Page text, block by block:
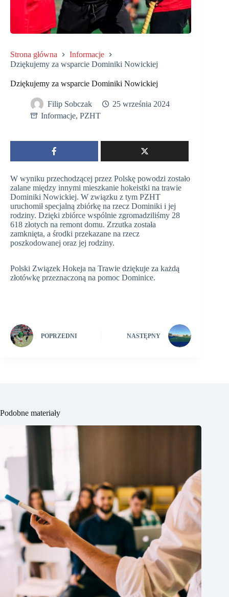
Strona główna
Informacje
Dziękujemy za wsparcie Dominiki Nowickiej
Dziękujemy za wsparcie Dominiki Nowickiej
Filip Sobczak
25 września 2024
Informacje, PZHT
W wyniku przechodzącej przez Polskę powodzi zostało
zalane między innymi mieszkanie hokeistki na trawie
Dominiki Nowickiej. W związku z tym PZHT
uruchomił specjalną zbiórkę na rzecz Dominiki i jej
rodziny. Dzięki zbiórce wspólnie zgromadziliśmy 28
618 złotych na remont domu. Zrzutka została
zamknięta, a środki przekazane na rzecz
poszkodowanej oraz jej rodziny.
Polski Związek Hokeja na Trawie dziękuje za każdą
złotówkę przeznaczoną na pomoc Dominice.
POPRZEDNI NASTĘPNY
Podobne materiały